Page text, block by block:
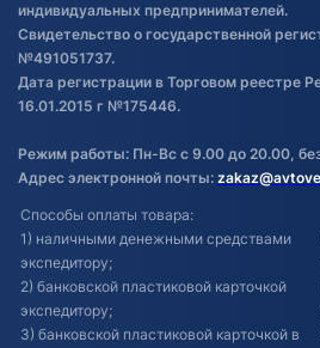
индивидуальных предпринимателей.
Свидетельство о государственной
№491051737.
Дата регистрации в Торговом реестре
16.01.2015 г №175446.
Режим работы: Пн-Вс с 9.00 до 20.00,
Адрес электронной почты:
Способы оплаты товара:
1) наличными денежными средствами
экспедитору;
2) банковской пластиковой карточкой
экспедитору;
3) банковской пластиковой карточкой в